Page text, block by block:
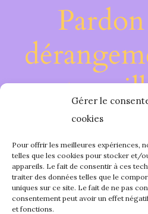
Gérer le
cookies
Pour offrir les meilleures expériences,
telles que les cookies pour stocker et/
appareils. Le fait de consentir à ces
traiter des données telles que le
uniques sur ce site. Le fait de ne pas
consentement peut avoir un effet
et fonctions.